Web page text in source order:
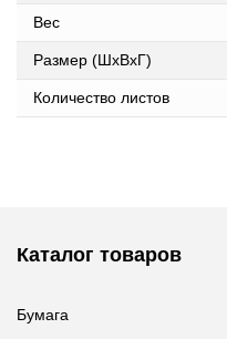
Вес
Размер (ШxВxГ)
Количество листов
Каталог товаров
Бумага